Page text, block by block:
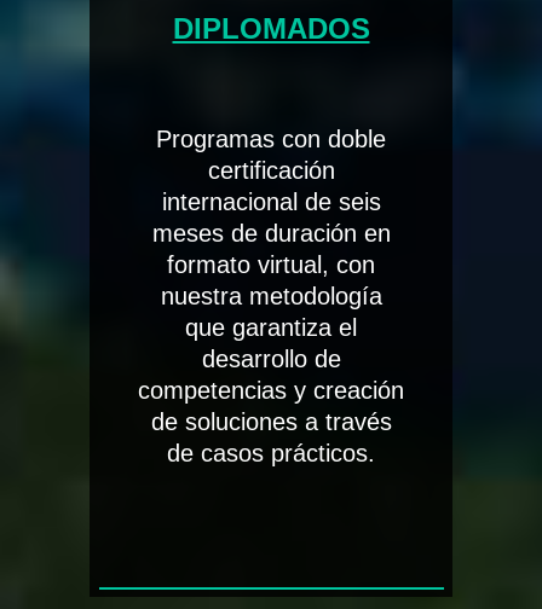
DIPLOMADOS
Programas con doble
certificación
internacional de seis
meses de duración en
formato virtual, con
nuestra metodología
que garantiza el
desarrollo de
competencias y creación
de soluciones a través
de casos prácticos.